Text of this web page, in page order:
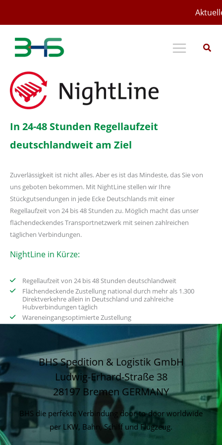
springen
In 24-48 Stunden Regellaufzeit
deutschlandweit am Ziel
Zuverlässigkeit ist nicht alles. Aber es ist das Mindeste, das Sie von
uns geboten bekommen. Mit NightLine stellen wir Ihre
Stückgutsendungen in jede Ecke Deutschlands mit einer
Regellaufzeit von 24 bis 48 Stunden zu. Möglich macht das unser
flächendeckendes Transportnetzwerk mit seinen zahlreichen
täglichen Verbindungen.
NightLine in Kürze:
Regellaufzeit von 24 bis 48 Stunden deutschlandweit
Flächendeckende Zustellung national durch mehr als 1.300
Direktverkehre allein in Deutschland und zahlreiche
Hubverbindungen täglich
Wareneingangsoptimierte Zustellung
BHS Spedition & Logistik GmbH
Ludwig-Erhard-Straße 38
28197 Bremen GERMANY
BHS die perfekte Verbindung door-to-door worldwide
per LKW, Bahn, Schiff und Flugzeug.